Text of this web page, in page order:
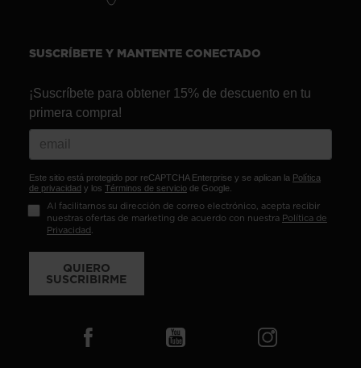
SUSCRÍBETE Y MANTENTE CONECTADO
¡Suscríbete para obtener 15% de descuento en tu
primera compra!
Este sitio está protegido por reCAPTCHA Enterprise y se aplican la Política
de privacidad y los Términos de servicio de Google.
Al facilitarnos su dirección de correo electrónico, acepta recibir
nuestras ofertas de marketing de acuerdo con nuestra Política de
Privacidad.
QUIERO
SUSCRIBIRME